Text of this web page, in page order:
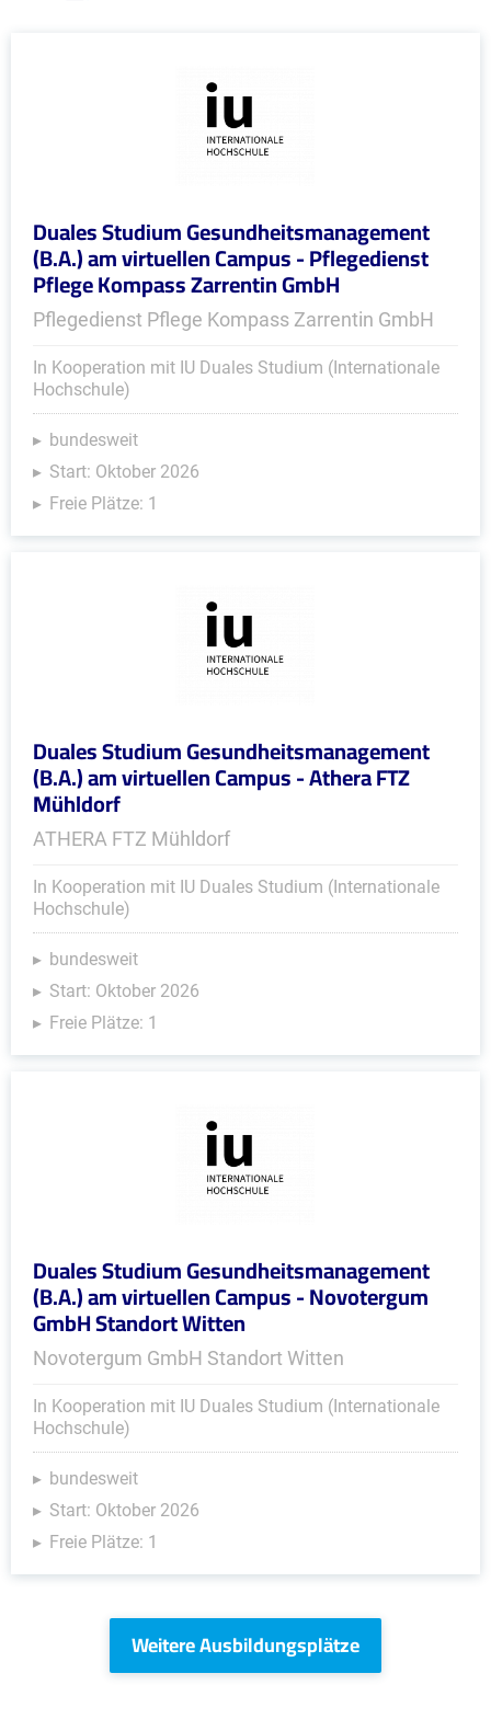
Duales Studium Gesundheitsmanagement
(B.A.) am virtuellen Campus - Pflegedienst
Pflege Kompass Zarrentin GmbH
Pflegedienst Pflege Kompass Zarrentin GmbH
In Kooperation mit IU Duales Studium (Internationale
Hochschule)
bundesweit
Start: Oktober 2026
Freie Plätze: 1
Duales Studium Gesundheitsmanagement
(B.A.) am virtuellen Campus - Athera FTZ
Mühldorf
ATHERA FTZ Mühldorf
In Kooperation mit IU Duales Studium (Internationale
Hochschule)
bundesweit
Start: Oktober 2026
Freie Plätze: 1
Duales Studium Gesundheitsmanagement
(B.A.) am virtuellen Campus - Novotergum
GmbH Standort Witten
Novotergum GmbH Standort Witten
In Kooperation mit IU Duales Studium (Internationale
Hochschule)
bundesweit
Start: Oktober 2026
Freie Plätze: 1
Weitere Ausbildungsplätze